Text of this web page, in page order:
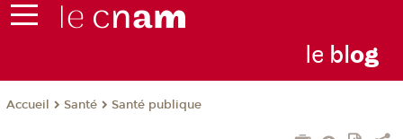
le blog
Accueil Santé Santé publique